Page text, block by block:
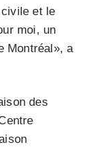
et le
moi, un
Montréal», a
des